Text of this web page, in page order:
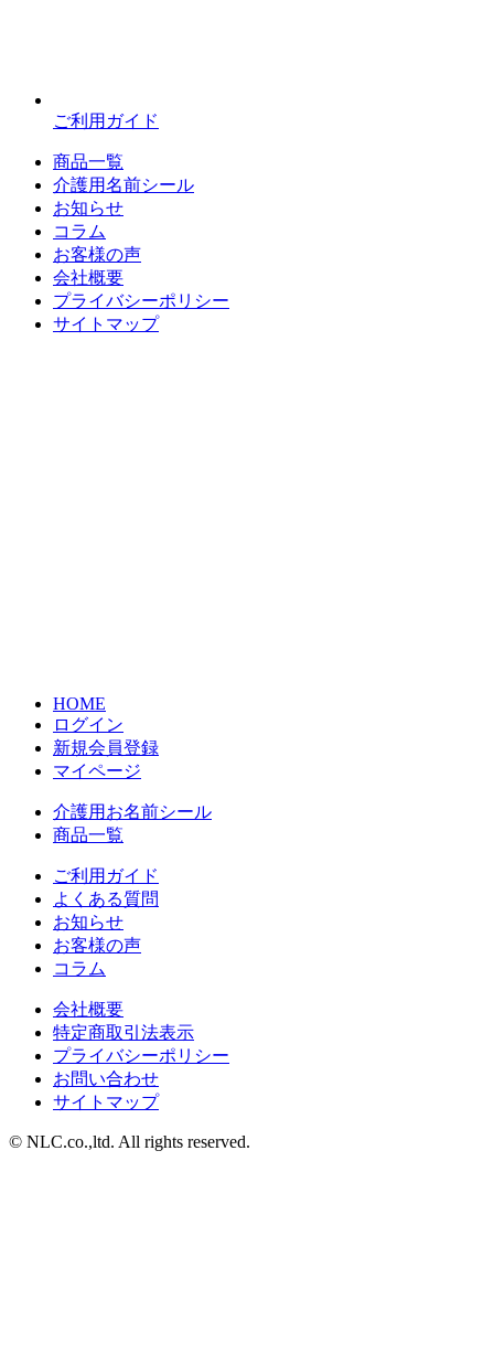
ご利用ガイド
商品一覧
介護用名前シール
お知らせ
コラム
お客様の声
会社概要
プライバシーポリシー
サイトマップ
HOME
ログイン
新規会員登録
マイページ
介護用お名前シール
商品一覧
ご利用ガイド
よくある質問
お知らせ
お客様の声
コラム
会社概要
特定商取引法表示
プライバシーポリシー
お問い合わせ
サイトマップ
© NLC.co.,ltd. All rights reserved.